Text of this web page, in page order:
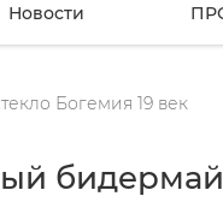
Новости
Богемия 19 век